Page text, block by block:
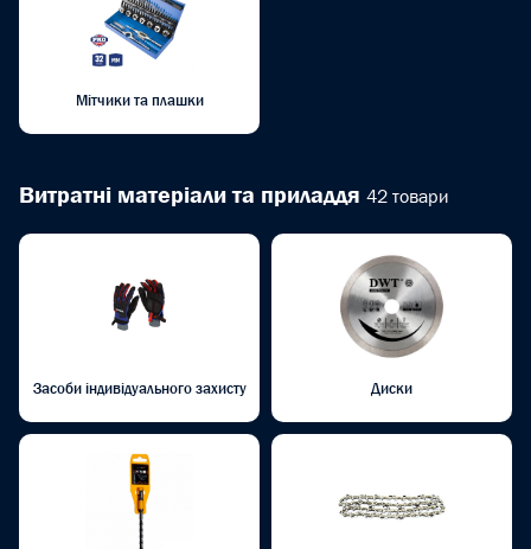
Мітчики та плашки
Витратні матеріали та приладдя 42 товари
Засоби індивідуального захисту Диски